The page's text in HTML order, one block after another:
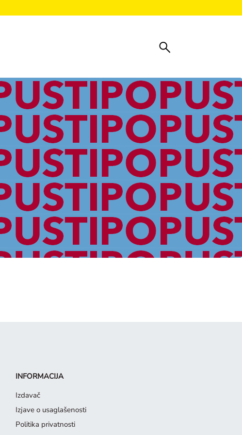
INFORMACIJA
Izdavač
Izjave o usaglašenosti
Politika privatnosti